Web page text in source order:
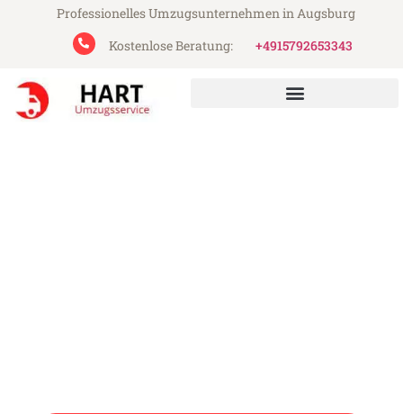
Professionelles Umzugsunternehmen in Augsburg
Kostenlose Beratung:
+4915792653343